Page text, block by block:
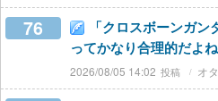
76
「クロスボーンガ
ってかなり合理的だよね
2026/08/05 14:02 オ